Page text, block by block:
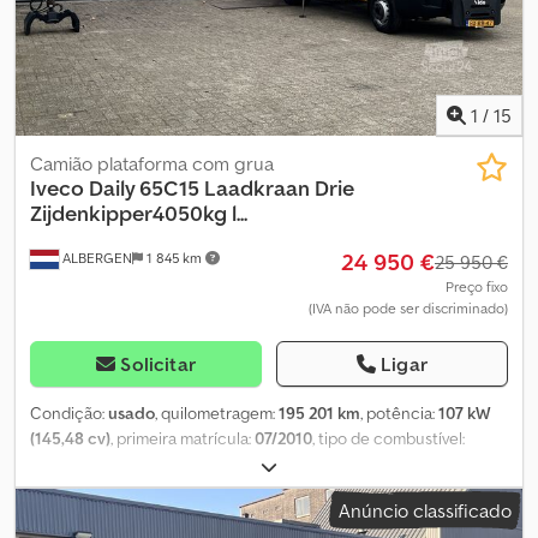
exterior - Direção assistida - Conceito de emissões EU6AR -
Sistema start-stop automático.
1 / 15
ALBERGEN 1 845 km
Camião plataforma com grua
Iveco Daily 65C15 Laadkraan Drie
Zijdenkipper4050kg l...
24 950 €25 950 €
Preço fixo
(IVA não pode ser discriminado)
Solicitar Ligar
Condição:usado, quilometragem:195 201 km, potência:107 kW
(145,48 cv), primeira matrícula:07/2010, tipo de combustível:
amarelo
mecânico, número de velocidades:6, classe de emissão:Euro 5,
número de lugares:2, comprimento do espaço de carga:3 270
Anúncio classificado